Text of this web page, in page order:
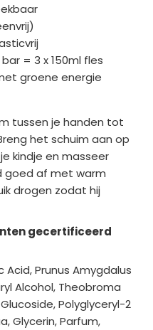
= 3 x 150ml fles
groene energie
tussen je handen tot
het schuim aan op
kindje en masseer
goed af met warm
drogen zodat hij
gecertificeerd
Prunus Amygdalus
Alcohol, Theobroma
Polyglyceryl-2
Glycerin, Parfum,